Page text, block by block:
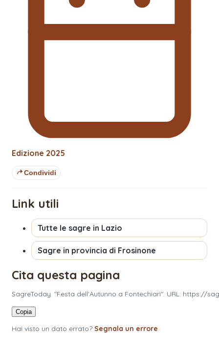
Edizione 2025
Condividi
Link utili
Tutte le sagre in Lazio
Sagre in provincia di Frosinone
Cita questa pagina
SagreToday. "Festa dell'Autunno a Fontechiari". URL:
Copia
Hai visto un dato errato? Segnala un errore